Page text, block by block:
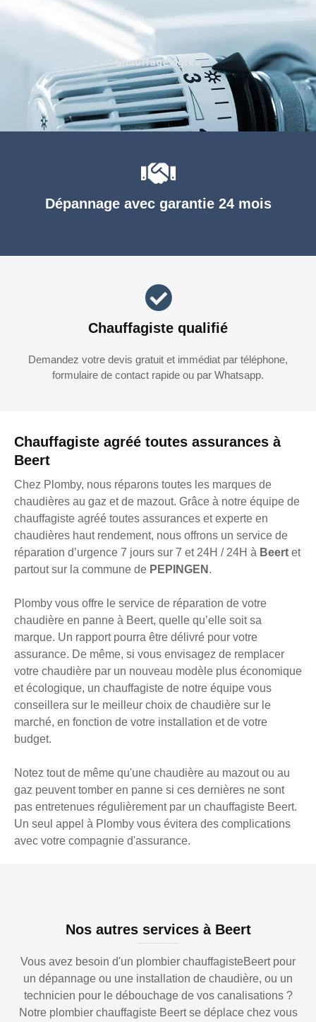
Chauffagiste agréé toutes assurances à
Beert
Chez Plomby, nous réparons toutes les marques de
chaudières au gaz et de mazout. Grâce à notre équipe de
chauffagiste agréé toutes assurances et experte en
chaudières haut rendement, nous offrons un service de
réparation d’urgence 7 jours sur 7 et 24H / 24H à Beert et
partout sur la commune de PEPINGEN .
Plomby vous offre le service de réparation de votre
chaudière en panne à Beert, quelle qu’elle soit sa
marque. Un rapport pourra être délivré pour votre
assurance. De même, si vous envisagez de remplacer
votre chaudière par un nouveau modèle plus économique
et écologique, un chauffagiste de notre équipe vous
conseillera sur le meilleur choix de chaudière sur le
marché, en fonction de votre installation et de votre
budget.
Notez tout de même qu'une chaudière au mazout ou au
gaz peuvent tomber en panne si ces dernières ne sont
pas entretenues régulièrement par un chauffagiste Beert.
Un seul appel à Plomby vous évitera des complications
avec votre compagnie d'assurance.
Dépannage avec garantie 24 mois
Chauffagiste qualifié
Demandez votre devis gratuit et immédiat par téléphone,
formulaire de contact rapide ou par Whatsapp.
Chauffage agréé
Nos autres services à Beert
Vous avez besoin d'un plombier chauffagisteBeert pour
un dépannage ou une installation de chaudière, ou un
technicien pour le débouchage de vos canalisations ?
Notre plombier chauffagiste Beert se déplace chez vous